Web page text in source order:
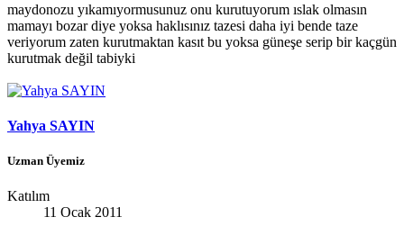
maydonozu yıkamıyormusunuz onu kurutuyorum ıslak olmasın
mamayı bozar diye yoksa haklısınız tazesi daha iyi bende taze
veriyorum zaten kurutmaktan kasıt bu yoksa güneşe serip bir kaçgün
kurutmak değil tabiyki
Yahya SAYIN
Uzman Üyemiz
Katılım
11 Ocak 2011